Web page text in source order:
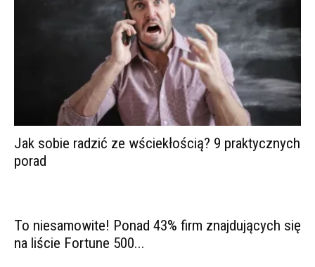
Jak sobie radzić ze wściekłością? 9 praktycznych
porad
To niesamowite! Ponad 43% firm znajdujących się
na liście Fortune 500...